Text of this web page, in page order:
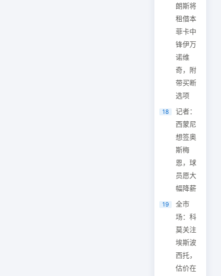
朗斯将
租借本
菲卡中
锋伊万
诺维
奇，附
带买断
选项
18
记者：
西蒙尼
想签奥
斯梅
恩，球
员愿大
幅降薪
19
全市
场：科
莫关注
埃斯波
西托，
估价在